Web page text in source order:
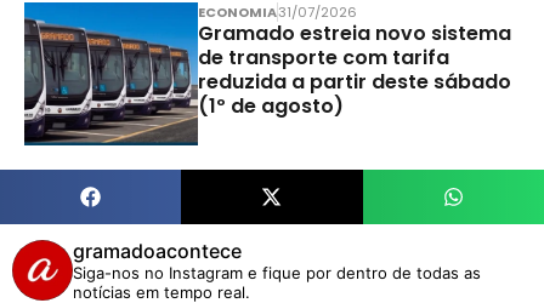
ECONOMIA31/07/2026
Gramado estreia novo sistema
de transporte com tarifa
reduzida a partir deste sábado
(1º de agosto)
gramadoacontece
Siga-nos no Instagram e fique por dentro de todas as
notícias em tempo real.